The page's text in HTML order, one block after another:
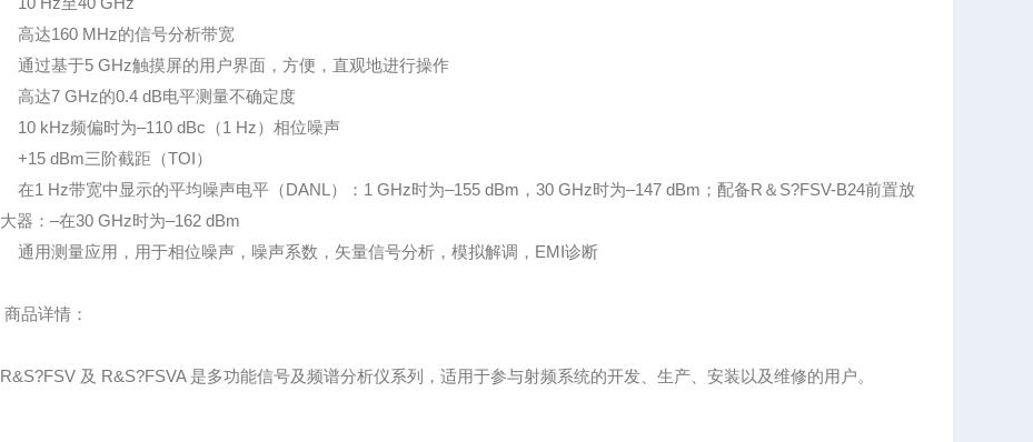
高达160 MHz的信号分析带宽
通过基于5 GHz触摸屏的用户界面，方便，直观地进行操作
高达7 GHz的0.4 dB电平测量不确定度
10 kHz频偏时为–110 dBc（1 Hz）相位噪声
+15 dBm三阶截距（TOI）
在1 Hz带宽中显示的平均噪声电平（DANL）：1 GHz时为–155 dBm，30 GHz时为–147 dBm；配备R＆S?FSV-B24前置放
大器：–在30 GHz时为–162 dBm
通用测量应用，用于相位噪声，噪声系数，矢量信号分析，模拟解调，EMI诊断
商品详情：
R&S?FSV 及 R&S?FSVA 是多功能信号及频谱分析仪系列，适用于参与射频系统的开发、生产、安装以及维修的用户。